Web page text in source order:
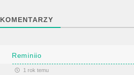
KOMENTARZY
Reminiio
1 rok temu